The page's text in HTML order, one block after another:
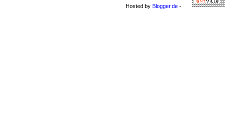
Hosted by Blogger.de -